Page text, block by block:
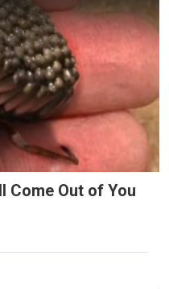
Come Out of You